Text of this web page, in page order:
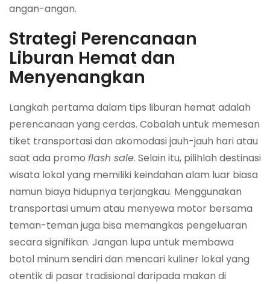
angan-angan.
Strategi Perencanaan
Liburan Hemat dan
Menyenangkan
Langkah pertama dalam tips liburan hemat adalah
perencanaan yang cerdas. Cobalah untuk memesan
tiket transportasi dan akomodasi jauh-jauh hari atau
saat ada promo flash sale. Selain itu, pilihlah destinasi
wisata lokal yang memiliki keindahan alam luar biasa
namun biaya hidupnya terjangkau. Menggunakan
transportasi umum atau menyewa motor bersama
teman-teman juga bisa memangkas pengeluaran
secara signifikan. Jangan lupa untuk membawa
botol minum sendiri dan mencari kuliner lokal yang
otentik di pasar tradisional daripada makan di